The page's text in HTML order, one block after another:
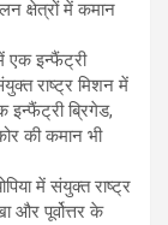
क्षेत्रों में कमान
एक इन्फैंट्री
राष्ट्र मिशन में
इन्फैंट्री ब्रिगेड,
की कमान भी
में संयुक्त राष्ट्र
और पूर्वोत्तर के